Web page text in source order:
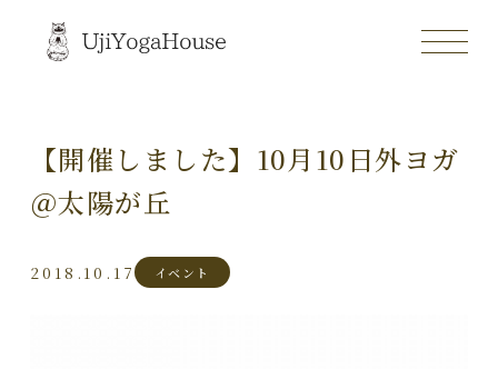
【開催しました】10月10日外ヨガ
＠太陽が丘
2018.10.17 イベント